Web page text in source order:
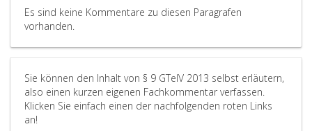
anhand
eHealth-
bereitgestellten
Daten
erfolgt
Ziffer
zur
der
technischen
Anforderungen
Es sind keine Kommentare zu diesen Paragrafen
vorhanden.
Sie können den Inhalt von § 9 GTelV 2013 selbst erläutern,
also einen kurzen eigenen Fachkommentar verfassen.
Klicken Sie einfach einen der nachfolgenden roten Links
an!